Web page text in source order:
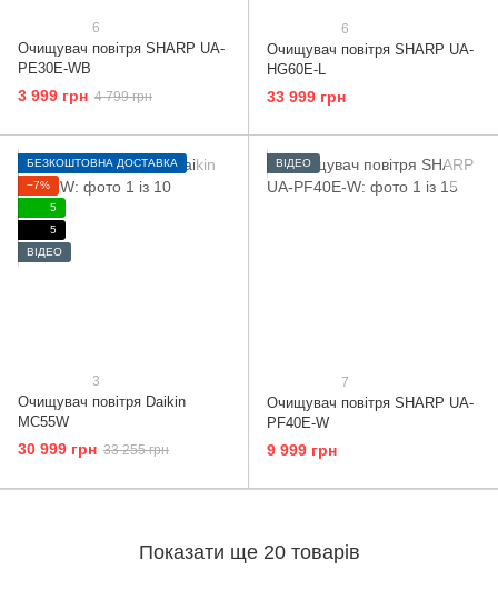
6
Очищувач повітря SHARP UA-
PE30E-WB
3 999 грн 4 799 грн
6
Очищувач повітря SHARP UA-
HG60E-L
33 999 грн
БЕЗКОШТОВНА ДОСТАВКА
−7%
5
5
ВІДЕО
3
Очищувач повітря Daikin
MC55W
30 999 грн 33 255 грн
ВІДЕО
7
Очищувач повітря SHARP UA-
PF40E-W
9 999 грн
Показати ще 20 товарів